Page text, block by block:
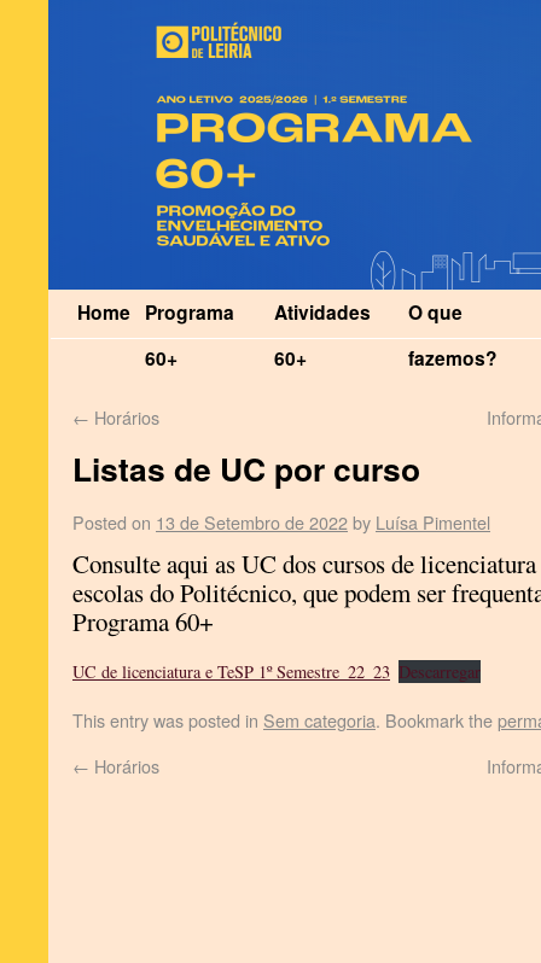
Home Programa
60+
Atividades
60+
O que
fazemos?
← Horários
Listas de UC por curso
Posted on 13 de Setembro de 2022by Luísa Pimentel
Consulte aqui as UC dos cursos de licenciatura
escolas do Politécnico, que podem ser
Programa 60+
UC de licenciatura e TeSP 1º Semestre_22_23 Descarregar
This entry was posted in Sem categoria. Bookmark the
← Horários